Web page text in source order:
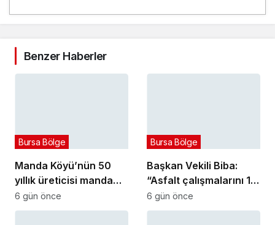
Benzer Haberler
Manda Köyü’nün 50
yıllık üreticisi manda
sucuğu ve yoğurduyla
fark oluşturdu
Bursa Bölge
6 gün önce
Başkan Vekili Biba:
“Asfalt çalışmalarını 12
kat artırdık”
Bursa Bölge
6 gün önce